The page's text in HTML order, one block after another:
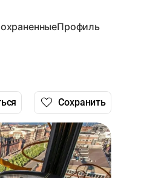
Профиль
Сохранить